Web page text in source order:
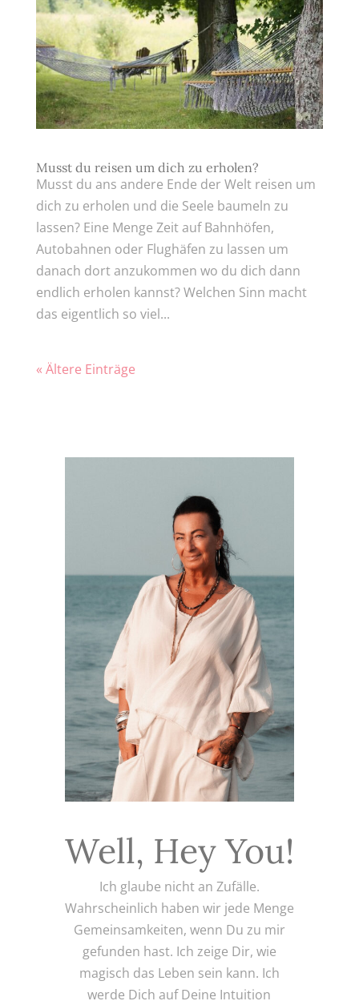
Musst du reisen um dich zu erholen?
Musst du ans andere Ende der Welt reisen um
dich zu erholen und die Seele baumeln zu
lassen? Eine Menge Zeit auf Bahnhöfen,
Autobahnen oder Flughäfen zu lassen um
danach dort anzukommen wo du dich dann
endlich erholen kannst? Welchen Sinn macht
das eigentlich so viel...
« Ältere Einträge
Well, Hey You!
Ich glaube nicht an Zufälle.
Wahrscheinlich haben wir jede Menge
Gemeinsamkeiten, wenn Du zu mir
gefunden hast. Ich zeige Dir, wie
magisch das Leben sein kann. Ich
werde Dich auf Deine Intuition